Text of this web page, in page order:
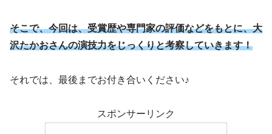
そこで、今回は、受賞歴や専門家の評価などをもとに、大
沢たかおさんの演技力をじっくりと考察していきます！
それでは、最後までお付き合いください♪
スポンサーリンク